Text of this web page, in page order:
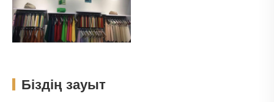
Біздің зауыт